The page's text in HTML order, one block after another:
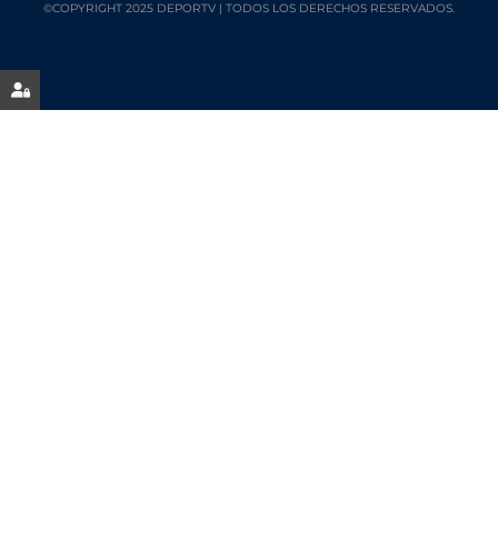
©COPYRIGHT 2025 DEPORTV | TODOS LOS DERECHOS RESERVADOS.